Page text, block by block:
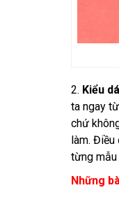
2. Kiểu
ta ngay
chứ
làm. Điều
từng mẫu
Những